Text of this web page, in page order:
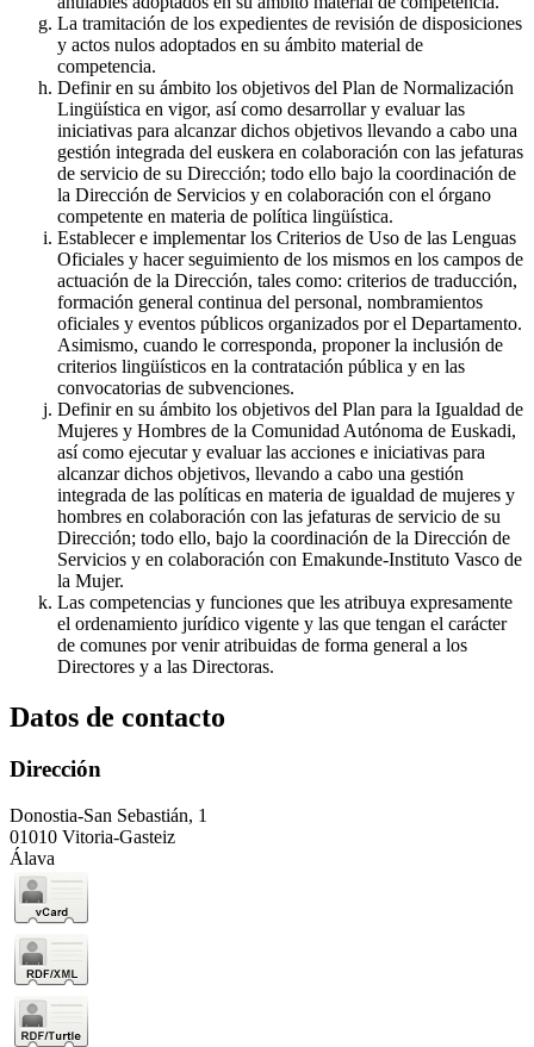
La tramitación de los expedientes de revisión de disposiciones
y actos nulos adoptados en su ámbito material de
competencia.
Definir en su ámbito los objetivos del Plan de Normalización
Lingüística en vigor, así como desarrollar y evaluar las
iniciativas para alcanzar dichos objetivos llevando a cabo una
gestión integrada del euskera en colaboración con las jefaturas
de servicio de su Dirección; todo ello bajo la coordinación de
la Dirección de Servicios y en colaboración con el órgano
competente en materia de política lingüística.
Establecer e implementar los Criterios de Uso de las Lenguas
Oficiales y hacer seguimiento de los mismos en los campos de
actuación de la Dirección, tales como: criterios de traducción,
formación general continua del personal, nombramientos
oficiales y eventos públicos organizados por el Departamento.
Asimismo, cuando le corresponda, proponer la inclusión de
criterios lingüísticos en la contratación pública y en las
convocatorias de subvenciones.
Definir en su ámbito los objetivos del Plan para la Igualdad de
Mujeres y Hombres de la Comunidad Autónoma de Euskadi,
así como ejecutar y evaluar las acciones e iniciativas para
alcanzar dichos objetivos, llevando a cabo una gestión
integrada de las políticas en materia de igualdad de mujeres y
hombres en colaboración con las jefaturas de servicio de su
Dirección; todo ello, bajo la coordinación de la Dirección de
Servicios y en colaboración con Emakunde-Instituto Vasco de
la Mujer.
Las competencias y funciones que les atribuya expresamente
el ordenamiento jurídico vigente y las que tengan el carácter
de comunes por venir atribuidas de forma general a los
Directores y a las Directoras.
Datos de contacto
Dirección
Donostia-San Sebastián, 1
01010 Vitoria-Gasteiz
Álava